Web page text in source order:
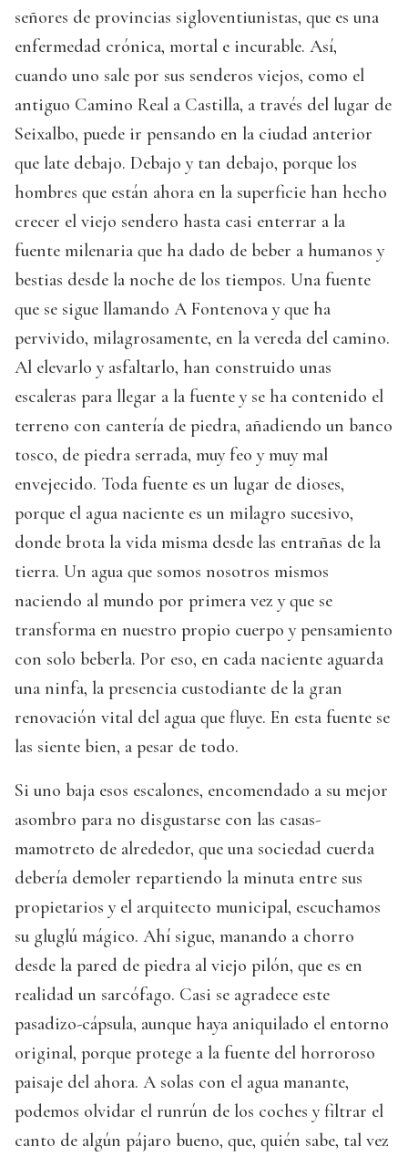
señores de provincias sigloventiunistas, que es una
enfermedad crónica, mortal e incurable. Así,
cuando uno sale por sus senderos viejos, como el
antiguo Camino Real a Castilla, a través del lugar de
Seixalbo, puede ir pensando en la ciudad anterior
que late debajo. Debajo y tan debajo, porque los
hombres que están ahora en la superficie han hecho
crecer el viejo sendero hasta casi enterrar a la
fuente milenaria que ha dado de beber a humanos y
bestias desde la noche de los tiempos. Una fuente
que se sigue llamando A Fontenova y que ha
pervivido, milagrosamente, en la vereda del camino.
Al elevarlo y asfaltarlo, han construido unas
escaleras para llegar a la fuente y se ha contenido el
terreno con cantería de piedra, añadiendo un banco
tosco, de piedra serrada, muy feo y muy mal
envejecido. Toda fuente es un lugar de dioses,
porque el agua naciente es un milagro sucesivo,
donde brota la vida misma desde las entrañas de la
tierra. Un agua que somos nosotros mismos
naciendo al mundo por primera vez y que se
transforma en nuestro propio cuerpo y pensamiento
con solo beberla. Por eso, en cada naciente aguarda
una ninfa, la presencia custodiante de la gran
renovación vital del agua que fluye. En esta fuente se
las siente bien, a pesar de todo.
Si uno baja esos escalones, encomendado a su mejor
asombro para no disgustarse con las casas-
mamotreto de alrededor, que una sociedad cuerda
debería demoler repartiendo la minuta entre sus
propietarios y el arquitecto municipal, escuchamos
su gluglú mágico. Ahí sigue, manando a chorro
desde la pared de piedra al viejo pilón, que es en
realidad un sarcófago. Casi se agradece este
pasadizo-cápsula, aunque haya aniquilado el entorno
original, porque protege a la fuente del horroroso
paisaje del ahora. A solas con el agua manante,
podemos olvidar el runrún de los coches y filtrar el
canto de algún pájaro bueno, que, quién sabe, tal vez